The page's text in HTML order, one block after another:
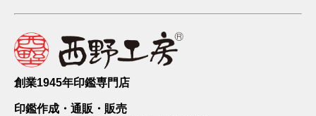
創業1945年印鑑専門店
印鑑作成・通販・販売